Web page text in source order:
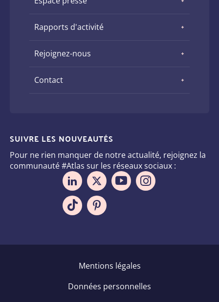
Rapports d'activité
Rejoignez-nous
Contact
SUIVRE LES NOUVEAUTÉS
Pour ne rien manquer de notre actualité, rejoignez la
communauté #Atlas sur les réseaux sociaux :
Mentions légales
Données personnelles